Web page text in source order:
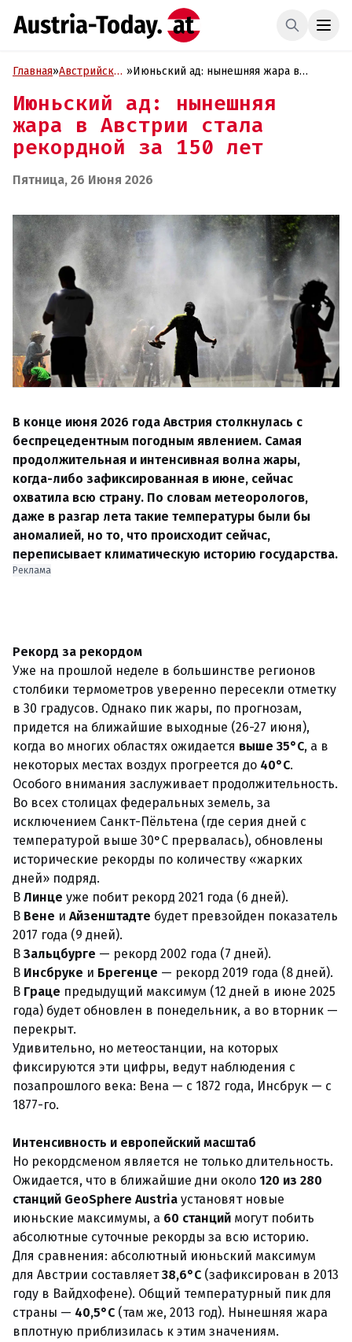
Главная»Австрийские »Июньский ад: нынешняя жара в
Июньский ад: нынешняя
жара в Австрии стала
рекордной за 150 лет
Пятница, 26 Июня 2026
В конце июня 2026 года Австрия столкнулась с
беспрецедентным погодным явлением. Самая
продолжительная и интенсивная волна жары,
когда-либо зафиксированная в июне, сейчас
охватила всю страну. По словам метеорологов,
даже в разгар лета такие температуры были бы
аномалией, но то, что происходит сейчас,
переписывает климатическую историю государства.
Реклама
Рекорд за рекордом
Уже на прошлой неделе в большинстве регионов
столбики термометров уверенно пересекли отметку
в 30 градусов. Однако пик жары, по прогнозам,
придется на ближайшие выходные (26-27 июня),
когда во многих областях ожидается выше 35°C, а в
некоторых местах воздух прогреется до 40°C.
Особого внимания заслуживает продолжительность.
Во всех столицах федеральных земель, за
исключением Санкт-Пёльтена (где серия дней с
температурой выше 30°C прервалась), обновлены
исторические рекорды по количеству «жарких
дней» подряд.
В Линце уже побит рекорд 2021 года (6 дней).
В Вене и Айзенштадте будет превзойден показатель
2017 года (9 дней).
В Зальцбурге — рекорд 2002 года (7 дней).
В Инсбруке и Брегенце — рекорд 2019 года (8 дней).
В Граце предыдущий максимум (12 дней в июне 2025
года) будет обновлен в понедельник, а во вторник —
перекрыт.
Удивительно, но метеостанции, на которых
фиксируются эти цифры, ведут наблюдения с
позапрошлого века: Вена — с 1872 года, Инсбрук — с
1877-го.
Интенсивность и европейский масштаб
Но рекордсменом является не только длительность.
Ожидается, что в ближайшие дни около 120 из 280
станций GeoSphere Austria установят новые
июньские максимумы, а 60 станций могут побить
абсолютные суточные рекорды за всю историю.
Для сравнения: абсолютный июньский максимум
для Австрии составляет38,6°C (зафиксирован в 2013
году в Вайдхофене). Общий температурный пик для
страны — 40,5°C (там же, 2013 год). Нынешняя жара
вплотную приблизилась к этим значениям.